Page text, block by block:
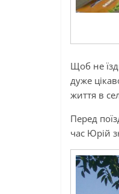
Щоб не
дуже
життя в
Перед
час Юрій